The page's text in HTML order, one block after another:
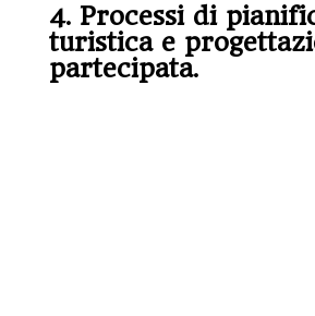
4. Processi di
turistica e
partecipata.